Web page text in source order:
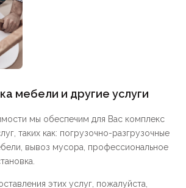
мебели и другие услуги
мы обеспечим для Вас комплекс
таких как: погрузочно-разгрузочные
вывоз мусора, профессиональное
этих услуг, пожалуйста,